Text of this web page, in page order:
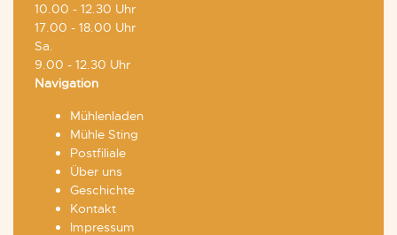
10.00 - 12.30 Uhr
17.00 - 18.00 Uhr
Sa.
9.00 - 12.30 Uhr
Navigation
Mühlenladen
Mühle Sting
Postfiliale
Über uns
Geschichte
Kontakt
Impressum